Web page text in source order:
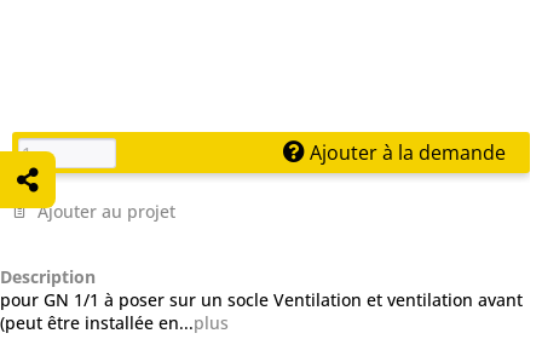
Ajouter à la demande
Ajouter au projet
Description
pour GN 1/1 à poser sur un socle Ventilation et ventilation avant
(peut être installée en...plus